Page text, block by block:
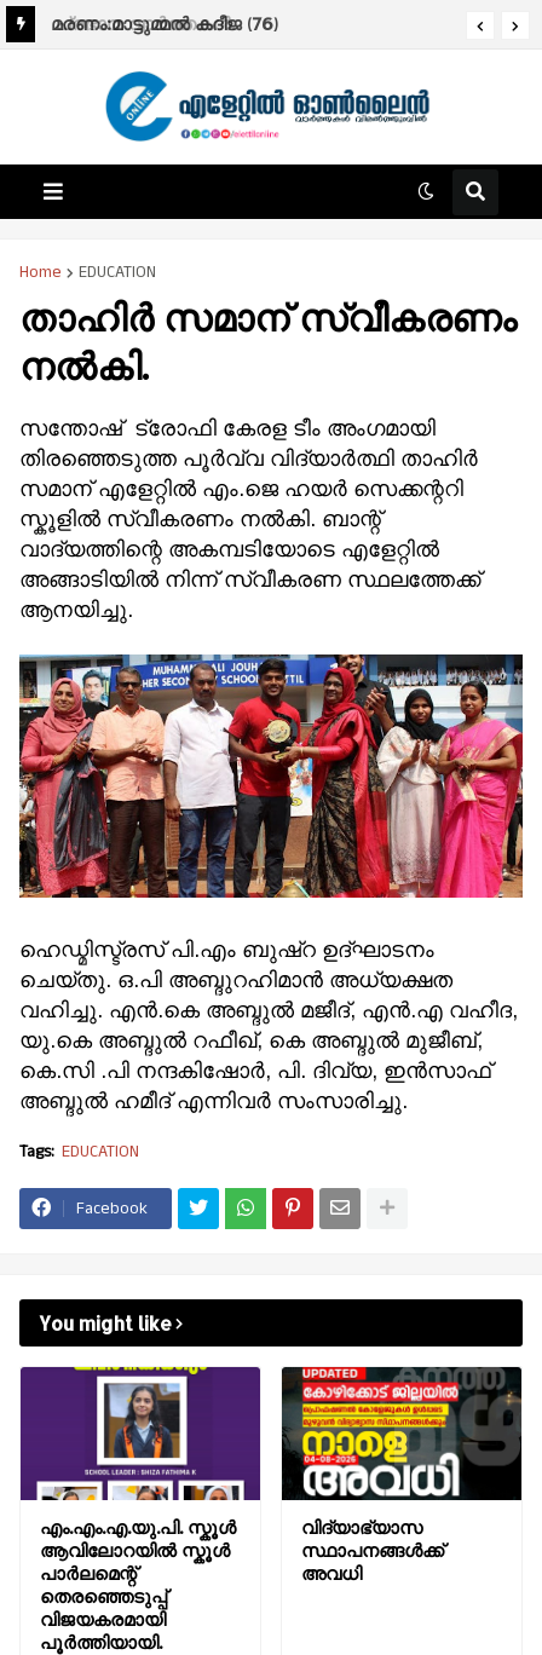
മരണം:മാട്ടുമ്മൽ കദീജ (76)
പ്രഭാത വാർത്തകൾ.
Home EDUCATION
താഹിർ സമാന് സ്വീകരണം
നൽകി.
സന്തോഷ് ട്രോഫി കേരള ടീം അംഗമായി
തിരഞ്ഞെടുത്ത പൂർവ്വ വിദ്യാർത്ഥി താഹിർ
സമാന് എളേറ്റിൽ എം.ജെ ഹയർ സെക്കന്ററി
സ്കൂളിൽ സ്വീകരണം നൽകി. ബാന്റ്
വാദ്യത്തിന്റെ അകമ്പടിയോടെ എളേറ്റിൽ
അങ്ങാടിയിൽ നിന്ന് സ്വീകരണ സ്ഥലത്തേക്ക്
ആനയിച്ചു.
ഹെഡ്മിസ്ട്രസ് പി.എം ബുഷ്റ ഉദ്ഘാടനം
ചെയ്തു. ഒ.പി അബ്ദുറഹിമാൻ അധ്യക്ഷത
വഹിച്ചു. എൻ.കെ അബ്ദുൽ മജീദ്, എൻ.എ വഹീദ,
യു.കെ അബ്ദുൽ റഫീഖ്, കെ അബ്ദുൽ മുജീബ്,
കെ.സി .പി നന്ദകിഷോർ, പി. ദിവ്യ, ഇൻസാഫ്
അബ്ദുൽ ഹമീദ് എന്നിവർ സംസാരിച്ചു.
Tags: EDUCATION
Facebook
You might like
എം.എം.എ.യു.പി. സ്കൂൾ
ആവിലോറയിൽ സ്കൂൾ
പാർലമെന്റ്
തെരഞ്ഞെടുപ്പ്
വിജയകരമായി
പൂർത്തിയായി.
വിദ്യാഭ്യാസ
സ്ഥാപനങ്ങൾക്ക്
അവധി